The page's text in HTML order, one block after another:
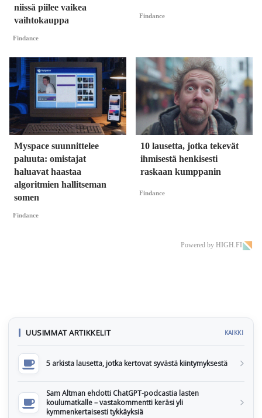
niissä piilee vaikea
vaihtokauppa
Findance
Findance
Myspace suunnittelee
paluuta: omistajat
haluavat haastaa
algoritmien hallitseman
somen
Findance
10 lausetta, jotka tekevät
ihmisestä henkisesti
raskaan kumppanin
Findance
Powered by HIGH.FI
UUSIMMAT ARTIKKELIT KAIKKI
5 arkista lausetta, jotka kertovat syvästä kiintymyksestä
Sam Altman ehdotti ChatGPT-podcastia lasten
koulumatkalle – vastakommentti keräsi yli
kymmenkertaisesti tykkäyksiä